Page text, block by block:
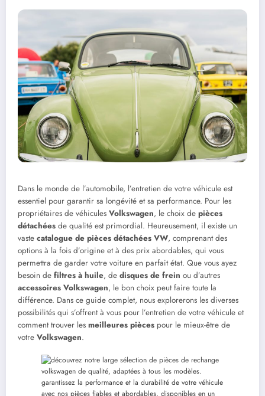
Dans le monde de l’automobile, l’entretien de votre véhicule est
essentiel pour garantir sa longévité et sa performance. Pour les
propriétaires de véhicules Volkswagen, le choix de pièces
détachées de qualité est primordial. Heureusement, il existe un
vaste catalogue de pièces détachées VW, comprenant des
options à la fois d’origine et à des prix abordables, qui vous
permettra de garder votre voiture en parfait état. Que vous ayez
besoin de filtres à huile, de disques de frein ou d’autres
accessoires Volkswagen, le bon choix peut faire toute la
différence. Dans ce guide complet, nous explorerons les diverses
possibilités qui s’offrent à vous pour l’entretien de votre véhicule et
comment trouver les meilleures pièces pour le mieux-être de
votre Volkswagen.